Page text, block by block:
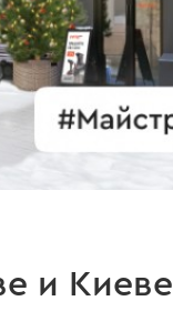
и Киеве